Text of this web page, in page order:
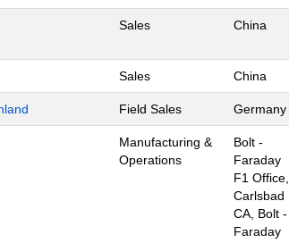
Sales China
Sales China
Field Sales Germany
Manufacturing &
Operations
Bolt -
Faraday
F1 Office,
Carlsbad
CA, Bolt -
Faraday